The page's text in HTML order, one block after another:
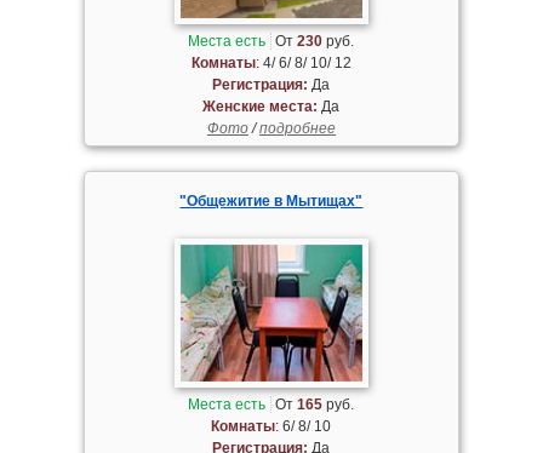
Места есть От230 руб.
Комнаты: 4/ 6/ 8/ 10/ 12
Регистрация: Да
Женские места: Да
Фото/подробнее
"Общежитие в Мытищах"
Места есть От165 руб.
Комнаты: 6/ 8/ 10
Регистрация: Да